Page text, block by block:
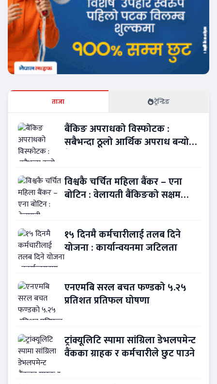
ताजा ट्रेन्डिङ
बैंकिङ अपराधको विस्फोटक :
सबैभन्दा ठूलो आर्थिक अपराध बन्यो
विश्वकै चर्चित महिला बैंकर – एना
बोटिन : वेलायती बैंकिङको सक्षम
१५ दिनमै कर्मचारीलाई तलब दिने
योजना : कार्यान्वयनमा जटिलता
एनएमबि सरल बचत फण्डको ५.२५
प्रतिशत प्रतिफल घोषणा
ट्रांक्यूलिटि स्पामा सांग्रिला डेभलपमेन्ट
वैंकका ग्राहक र कर्मचारीले छुट पाउने